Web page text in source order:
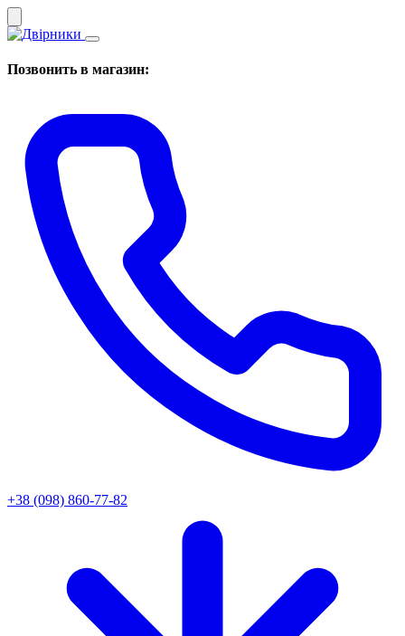
Позвонить в магазин:
+38 (098) 860-77-82